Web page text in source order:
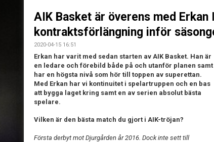
AIK Basket är överens med Erkan
kontraktsförlängning inför
2020-04-15 16:51
Erkan har varit med sedan starten av AIK Basket. Han är
en ledare och förebild både på och utanför planen samt
har en högsta nivå som hör till toppen av superettan.
Med Erkan har vi kontinuitet i spelartruppen och en bas
att bygga laget kring samt en av serien absolut bästa
spelare.
Vilken är den bästa match du gjort i AIK-tröjan?
Första derbyt mot Djurgården år 2016. Dock inte sett till